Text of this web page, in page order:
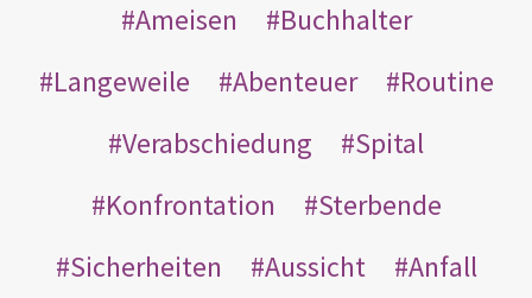
Ameisen
Buchhalter
Langeweile
Abenteuer
Routine
Verabschiedung
Spital
Konfrontation
Sterbende
Sicherheiten
Aussicht
Anfall